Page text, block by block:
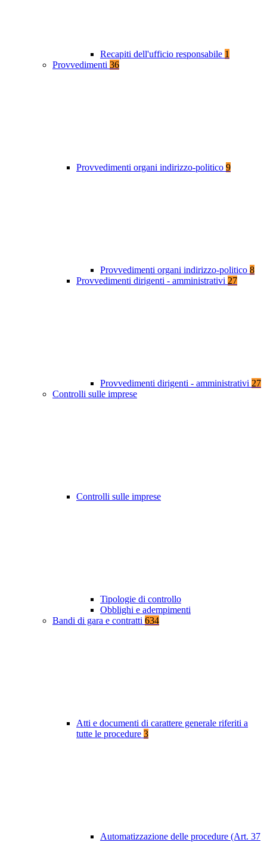
Recapiti dell'ufficio responsabile 1
Provvedimenti 36
Provvedimenti organi indirizzo-politico 9
Provvedimenti organi indirizzo-politico 8
Provvedimenti dirigenti - amministrativi 27
Provvedimenti dirigenti - amministrativi 27
Controlli sulle imprese
Controlli sulle imprese
Tipologie di controllo
Obblighi e adempimenti
Bandi di gara e contratti 634
Atti e documenti di carattere generale riferiti a
tutte le procedure 3
Automatizzazione delle procedure (Art. 37